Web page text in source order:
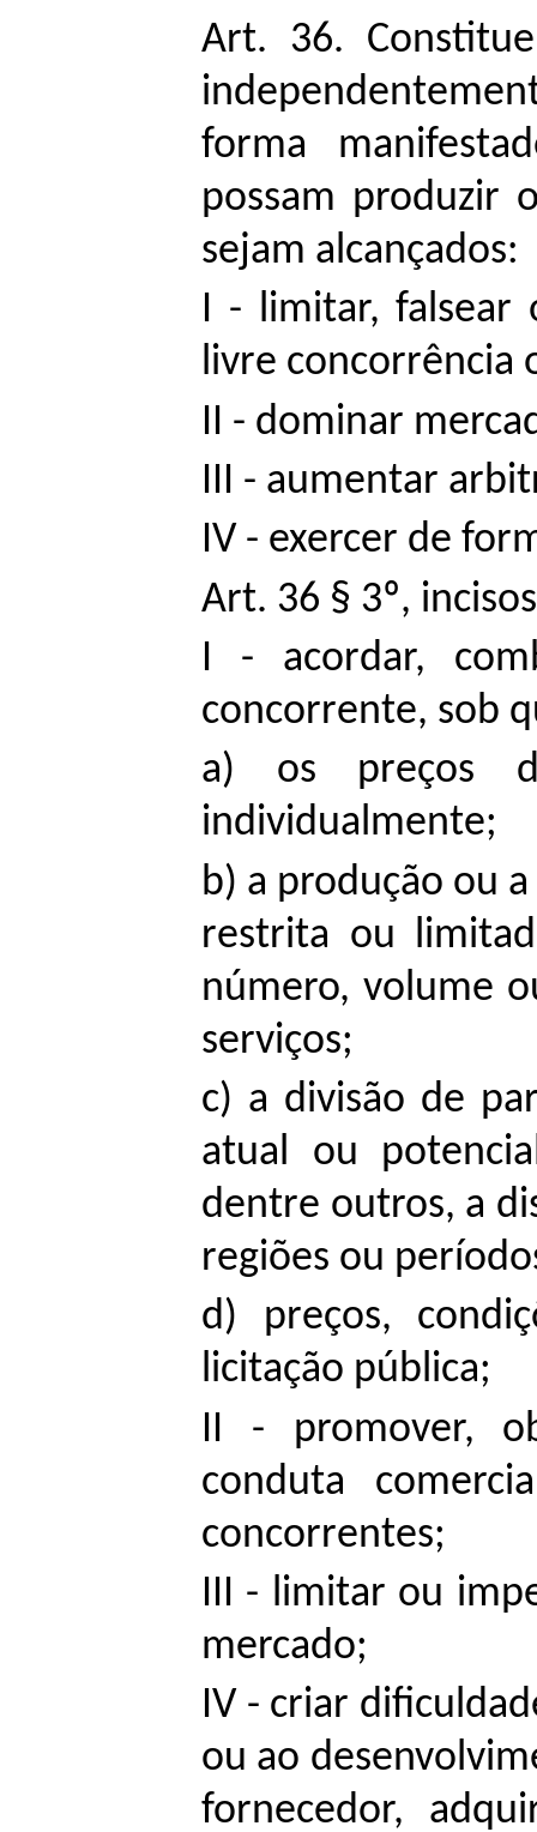
Art. 36.
forma
possam produzir
sejam alcançados:
I - limitar, falsear
livre concorrência
II - dominar
III - aumentar
IV - exercer de
Art. 36 § 3º,
I - acordar,
concorrente, sob
a) os preços
individualmente;
b) a produção ou
restrita ou
número, volume
serviços;
c) a divisão de
atual ou
dentre outros, a
regiões ou
d) preços,
licitação pública;
II - promover,
conduta
concorrentes;
III - limitar ou
mercado;
IV - criar
ou ao
fornecedor,